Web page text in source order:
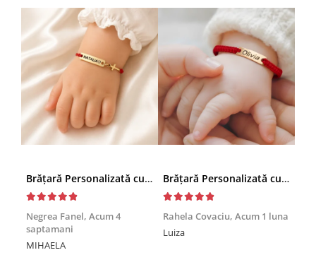
Brățară Personalizată cu Nume și Cruciuță – Inox Aur IP
Negrea Fanel, Acum 4
saptamani
MIHAELA
Brățară Personalizată cu Nume, Inox Auriu Waterproof, pentru copii
Rahela Covaciu, Acum 1 luna
Luiza